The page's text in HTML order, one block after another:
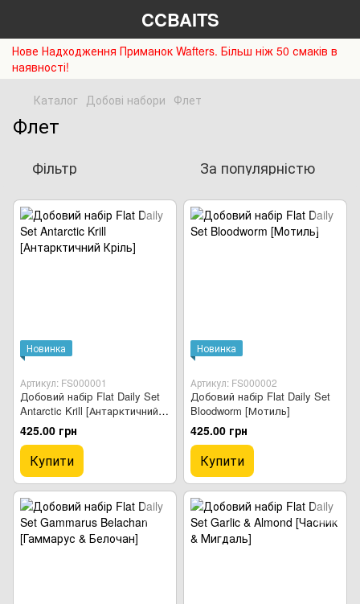
CCBAITS
Нове Надходження Приманок Wafters. Більш ніж 50 смаків в
наявності!
Каталог Добові набори Флет
Флет
Фільтр За популярністю
Новинка
Артикул: FS000001
Добовий набір Flat Daily Set
Antarctic Krill [Антарктичний
Кріль]
425.00 грн
Купити
Новинка
Артикул: FS000002
Добовий набір Flat Daily Set
Bloodworm [Мотиль]
425.00 грн
Купити